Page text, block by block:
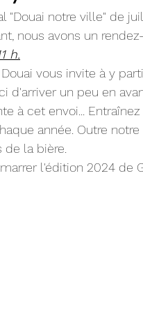
"Douai notre ville" de
nous avons un
h.
vous invite à y
d'arriver un peu en
à cet envoi... Entraînez
année. Outre
de la bière.
l'édition 2024 de